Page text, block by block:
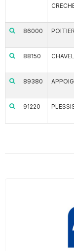
86000
88150
89380
91220